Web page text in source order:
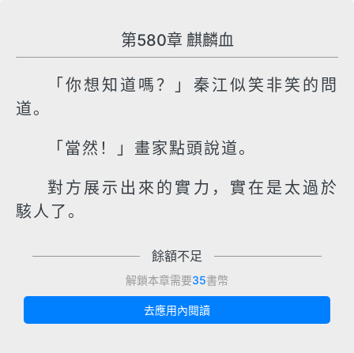
第580章 麒麟血
「你想知道嗎？」秦江似笑非笑的問
道。
「當然！」畫家點頭說道。
對方展示出來的實力，實在是太過於
駭人了。
餘額不足
解鎖本章需要35書幣
去應用內閱讀